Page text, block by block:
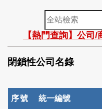
全
站
檢
索
【熱門查詢】公司
閉鎖性公司名錄
序號 統一編號